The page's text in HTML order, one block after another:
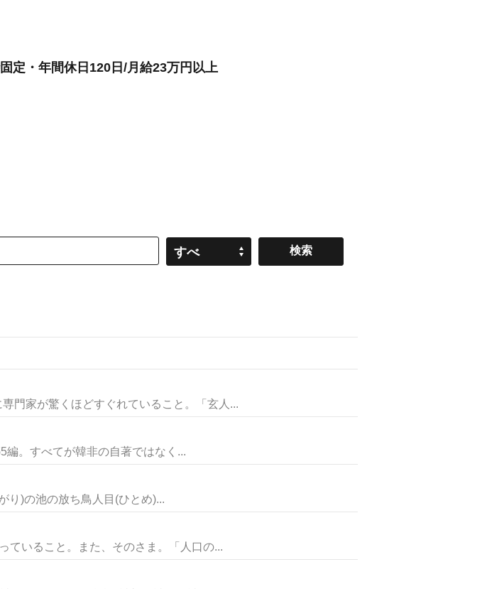
定・年間休日120日/月給23万円以上
すべ
門家が驚くほどすぐれていること。「玄人...
。すべてが韓非の自著ではなく...
)の池の放ち鳥人目(ひとめ)...
ていること。また、そのさま。「人口の...